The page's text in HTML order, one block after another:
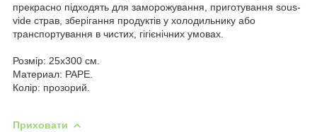
прекрасно підходять для заморожування, приготування sous-
vide страв, зберігання продуктів у холодильнику або
транспортування в чистих, гігієнічних умовах.
Розмір: 25x300 см.
Материал: PAPE.
Колір: прозорий.
Приховати